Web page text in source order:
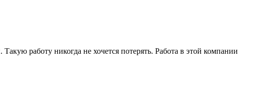
работу никогда не хочется потерять. Работа в этой компании